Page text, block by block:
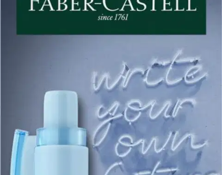
Faber-Castell Daily Ball XB
kuulakynä, erilaisia